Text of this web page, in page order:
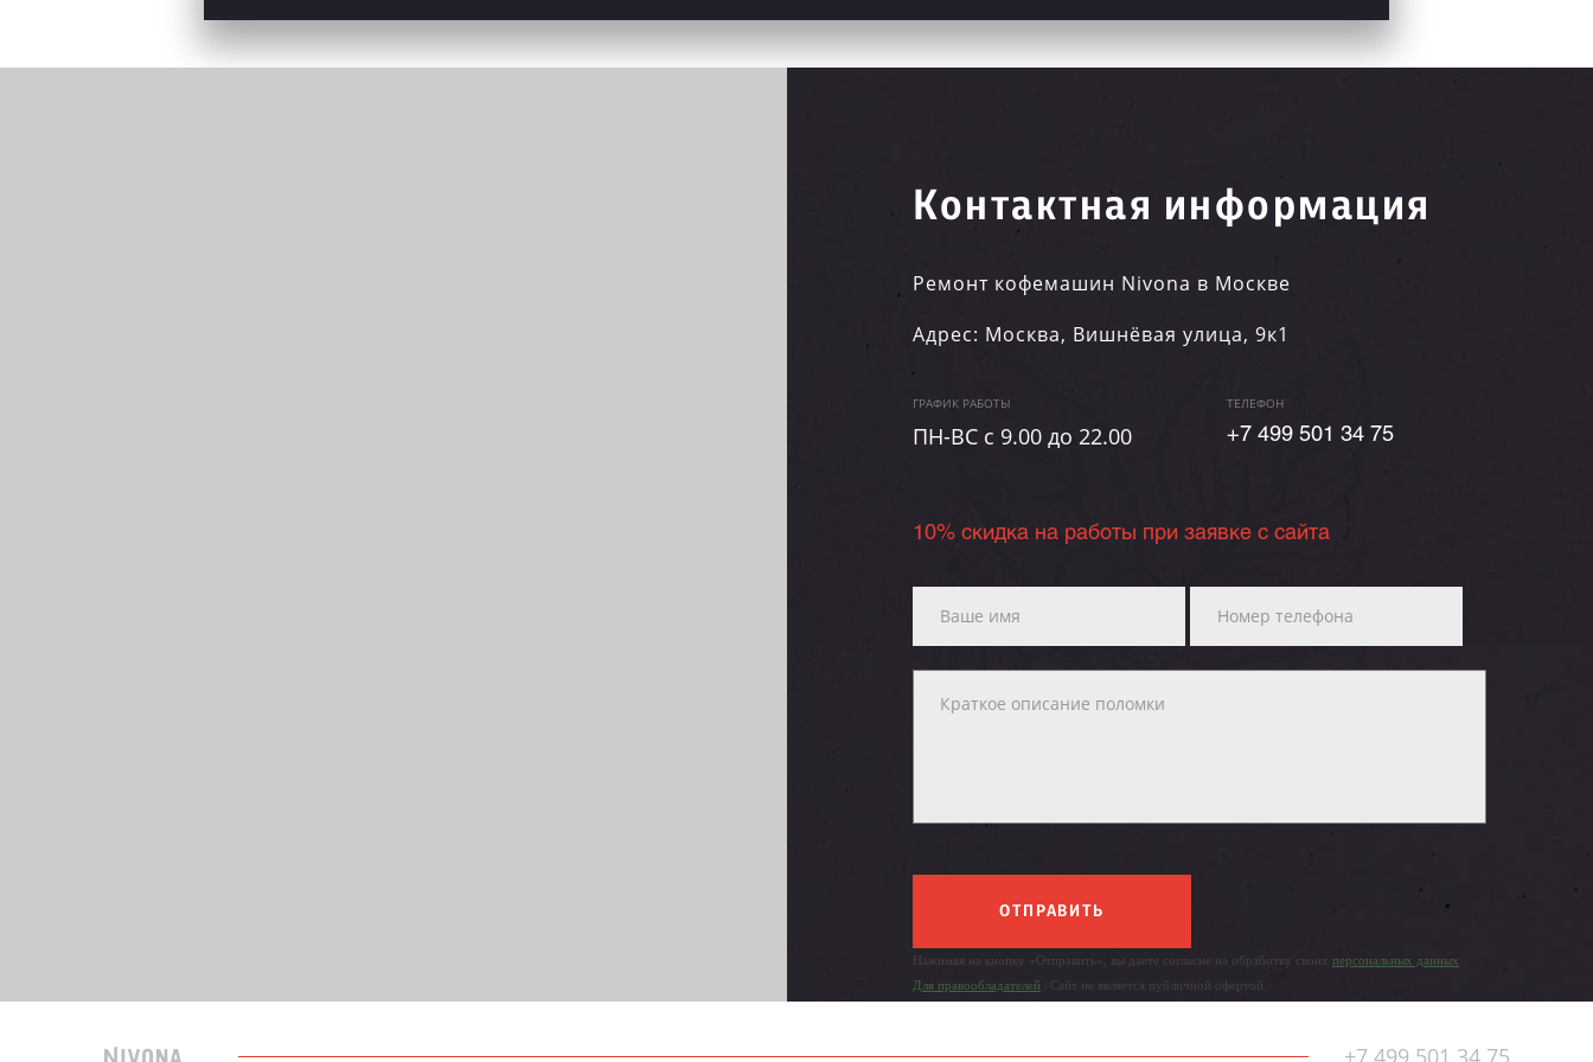
Контактная информация
Ремонт кофемашин Nivona в Москве
Адрес: Москва, Вишнёвая улица, 9к1
ГРАФИК РАБОТЫ
ПН-ВC c 9.00 до 22.00
ТЕЛЕФОН
+7 499 501 34 75
10% скидка на работы при заявке с сайта
ОТПРАВИТЬ
Нажимая на кнопку «Отправить», вы даете согласие на обработку своих персональных данных
Для правообладателей | Сайт не является публичной офертой.
+7 499 501 34 75